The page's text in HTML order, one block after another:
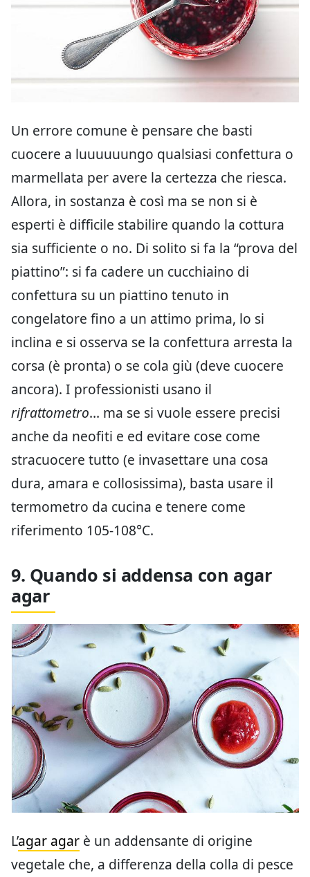
Un errore comune è pensare che basti
cuocere a luuuuuungo qualsiasi confettura o
marmellata per avere la certezza che riesca.
Allora, in sostanza è così ma se non si è
esperti è difficile stabilire quando la cottura
sia sufficiente o no. Di solito si fa la “prova del
piattino”: si fa cadere un cucchiaino di
confettura su un piattino tenuto in
congelatore fino a un attimo prima, lo si
inclina e si osserva se la confettura arresta la
corsa (è pronta) o se cola giù (deve cuocere
ancora). I professionisti usano il
rifrattometro… ma se si vuole essere precisi
anche da neofiti e ed evitare cose come
stracuocere tutto (e invasettare una cosa
dura, amara e collosissima), basta usare il
termometro da cucina e tenere come
riferimento 105-108°C.
9. Quando si addensa con agar
agar
L’agar agar è un addensante di origine
vegetale che, a differenza della colla di pesce